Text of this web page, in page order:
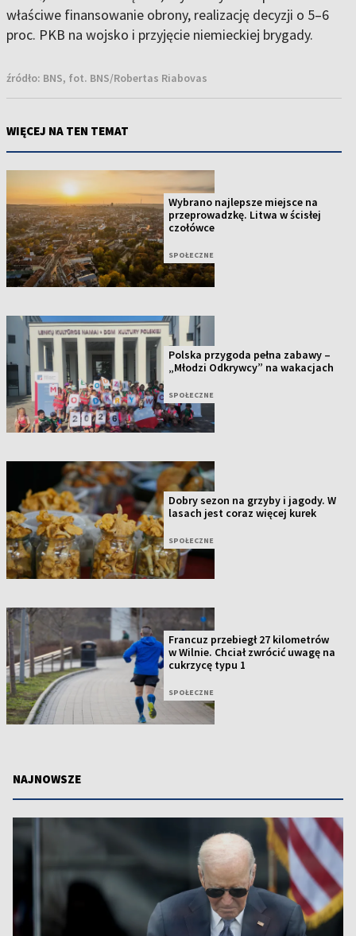
właściwe finansowanie obrony, realizację decyzji o 5–6
proc. PKB na wojsko i przyjęcie niemieckiej brygady.
źródło: BNS, fot. BNS/Robertas Riabovas
WIĘCEJ NA TEN TEMAT
Wybrano najlepsze miejsce na
przeprowadzkę. Litwa w ścisłej
czołówce
SPOŁECZNE
Polska przygoda pełna zabawy –
„Młodzi Odkrywcy” na wakacjach
SPOŁECZNE
Dobry sezon na grzyby i jagody. W
lasach jest coraz więcej kurek
SPOŁECZNE
Francuz przebiegł 27 kilometrów
w Wilnie. Chciał zwrócić uwagę na
cukrzycę typu 1
SPOŁECZNE
NAJNOWSZE